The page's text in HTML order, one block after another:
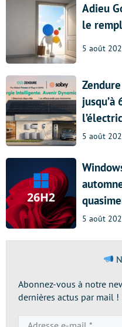
Adieu
le
5 août
jusqu’à
5 août
5 août
Abonnez-vous à notre
dernières actus par mail !